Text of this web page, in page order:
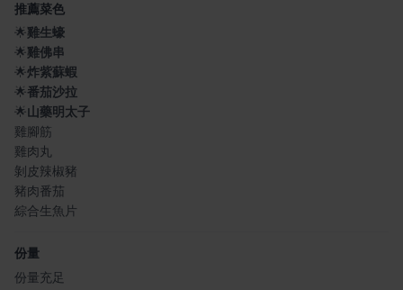
推薦菜色
🌟雞生蠔
🌟雞佛串
🌟炸紫蘇蝦
🌟番茄沙拉
🌟山藥明太子
雞腳筋
雞肉丸
剝皮辣椒豬
豬肉番茄
綜合生魚片
份量
份量充足